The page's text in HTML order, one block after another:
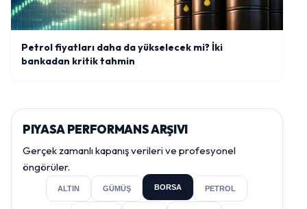
Petrol fiyatları daha da yükselecek mi? İki
bankadan kritik tahmin
PIYASA PERFORMANS ARŞIVI
Gerçek zamanlı kapanış verileri ve profesyonel
öngörüler.
ALTIN GÜMÜŞ BORSA PETROL